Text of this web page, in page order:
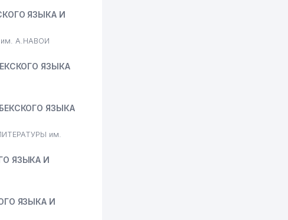
ЯЗЫКА И
А.НАВОИ
ЯЗЫКА
ЯЗЫКА
им.
ЯЗЫКА И
ЯЗЫКА И